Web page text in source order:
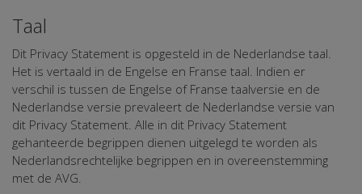
Taal
Dit Privacy Statement is opgesteld in de Nederlandse taal.
Het is vertaald in de Engelse en Franse taal. Indien er
verschil is tussen de Engelse of Franse taalversie en de
Nederlandse versie prevaleert de Nederlandse versie van
dit Privacy Statement. Alle in dit Privacy Statement
gehanteerde begrippen dienen uitgelegd te worden als
Nederlandsrechtelijke begrippen en in overeenstemming
met de AVG.